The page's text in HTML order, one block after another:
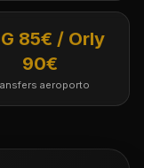
85€ / Orly
90€
aeroporto